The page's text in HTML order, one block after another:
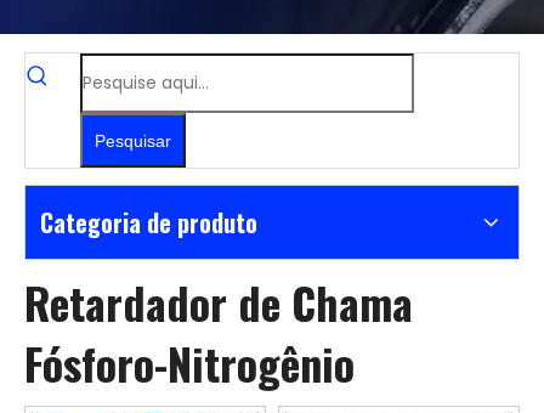
Pesquisar
Categoria de produto
Retardador de Chama
Fósforo-Nitrogênio